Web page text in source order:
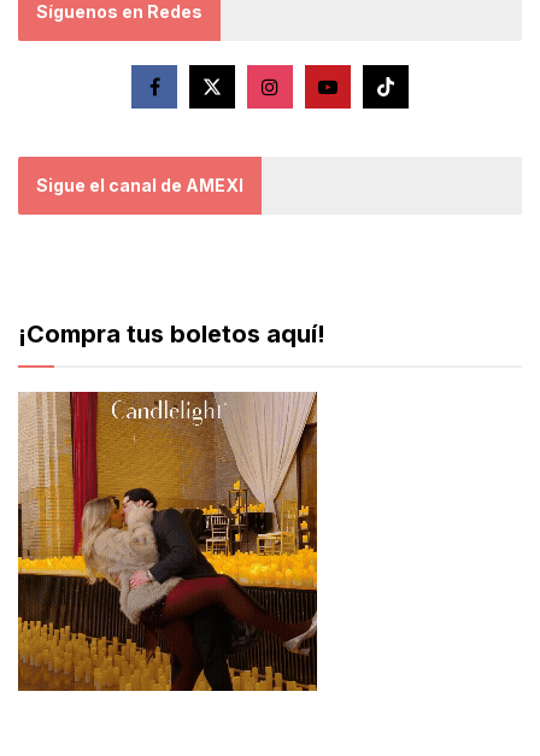
Síguenos en Redes
Sigue el canal de AMEXI
¡Compra tus boletos aquí!